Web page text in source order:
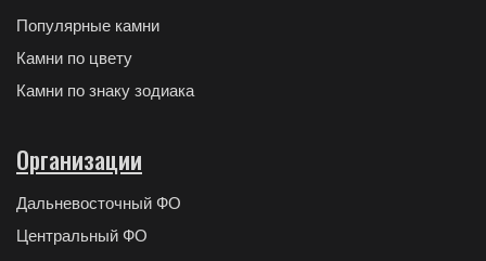
Популярные камни
Камни по цвету
Камни по знаку зодиака
Организации
Дальневосточный ФО
Центральный ФО